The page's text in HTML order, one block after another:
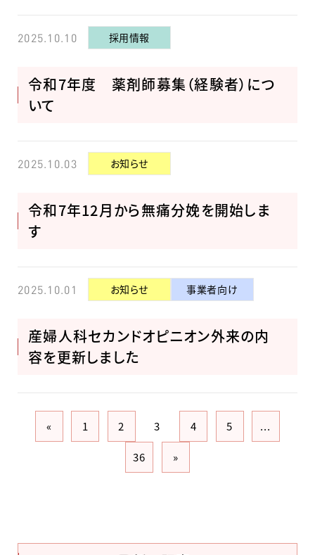
2025.10.10 採用情報
令和7年度 薬剤師募集（経験者）につ
いて
2025.10.03 お知らせ
令和7年12月から無痛分娩を開始しま
す
2025.10.01 お知らせ 事業者向け
産婦人科セカンドオピニオン外来の内
容を更新しました
1 2 3 4 5
...
36